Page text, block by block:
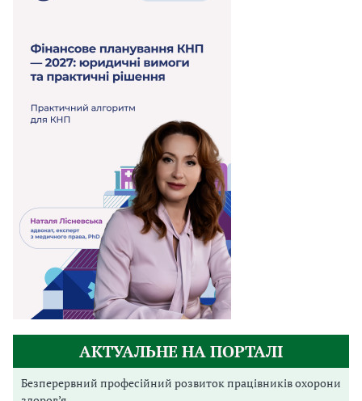
АКТУАЛЬНЕ НА ПОРТАЛІ
Безперервний професійний розвиток працівників охорони